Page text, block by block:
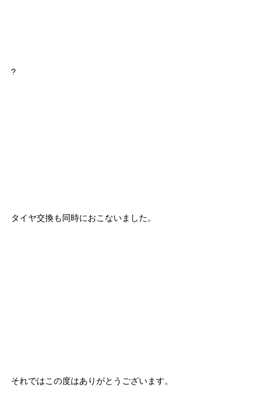
?
タイヤ交換も同時におこないました。
それではこの度はありがとうございます。